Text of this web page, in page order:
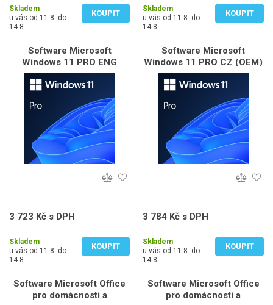
Skladem
u vás od 11.8. do
14.8.
KOUPIT
Skladem
u vás od 11.8. do
14.8.
KOUPIT
Software Microsoft
Windows 11 PRO ENG
(OEM) x64 DVD
3 723 Kč s DPH
Skladem
u vás od 11.8. do
14.8.
KOUPIT
Software Microsoft
Windows 11 PRO CZ (OEM)
x64 DVD
3 784 Kč s DPH
Skladem
u vás od 11.8. do
14.8.
KOUPIT
Software Microsoft Office
pro domácnosti a
Software Microsoft Office
pro domácnosti a